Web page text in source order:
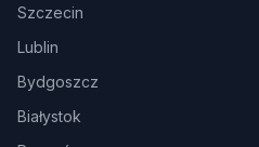
Szczecin
Lublin
Bydgoszcz
Białystok